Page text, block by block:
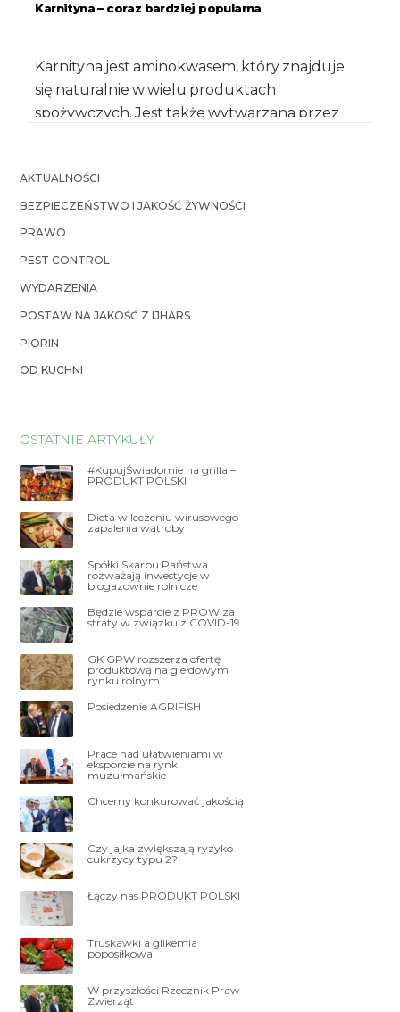
Karnityna – coraz bardziej popularna
Karnityna jest aminokwasem, który znajduje
się naturalnie w wielu produktach
spożywczych. Jest także wytwarzana przez
AKTUALNOŚCI
BEZPIECZEŃSTWO I JAKOŚĆ ŻYWNOŚCI
PRAWO
PEST CONTROL
WYDARZENIA
POSTAW NA JAKOŚĆ Z IJHARS
PIORIN
OD KUCHNI
OSTATNIE ARTYKUŁY
#KupujŚwiadomie na grilla –
PRODUKT POLSKI
Dieta w leczeniu wirusowego
zapalenia wątroby
Spółki Skarbu Państwa
rozważają inwestycje w
biogazownie rolnicze
Będzie wsparcie z PROW za
straty w związku z COVID-19
GK GPW rozszerza ofertę
produktową na giełdowym
rynku rolnym
Posiedzenie AGRIFISH
Prace nad ułatwieniami w
eksporcie na rynki
muzułmańskie
Chcemy konkurować jakością
Czy jajka zwiększają ryzyko
cukrzycy typu 2?
Łączy nas PRODUKT POLSKI
Truskawki a glikemia
poposiłkowa
W przyszłości Rzecznik Praw
Zwierząt